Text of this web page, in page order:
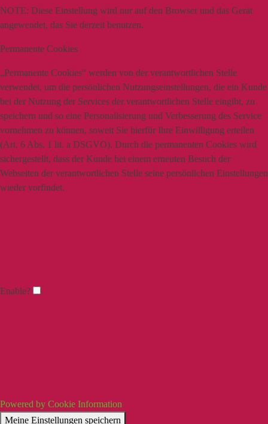
NOTE: Diese Einstellung wird nur auf den Browser und das Gerät
angewendet, das Sie derzeit benutzen.
Permanente Cookies
„Permanente Cookies“ werden von der verantwortlichen Stelle
verwendet, um die persönlichen Nutzungseinstellungen, die ein Kunde
bei der Nutzung der Services der verantwortlichen Stelle eingibt, zu
speichern und so eine Personalisierung und Verbesserung des Service
vornehmen zu können, soweit Sie hierfür Ihre Einwilligung erteilen
(Art. 6 Abs. 1 lit. a DSGVO). Durch die permanenten Cookies wird
sichergestellt, dass der Kunde bei einem erneuten Besuch der
Webseiten der verantwortlichen Stelle seine persönlichen Einstellungen
wieder vorfindet.
Enable?
Powered by Cookie Information
Meine Einstellungen speichern